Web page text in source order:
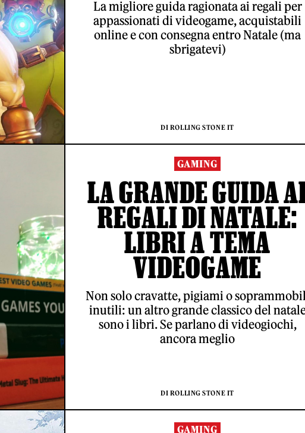
La migliore guida ragionata ai regali per
appassionati di videogame, acquistabili
online e con consegna entro Natale (ma
sbrigatevi)
DI ROLLING STONE IT
GAMING
LA GRANDE GUIDA
REGALI DI NATALE:
LIBRI A TEMA
VIDEOGAME
Non solo cravatte, pigiami o
inutili: un altro grande classico del
sono i libri. Se parlano di videogiochi,
ancora meglio
DI ROLLING STONE IT
GAMING